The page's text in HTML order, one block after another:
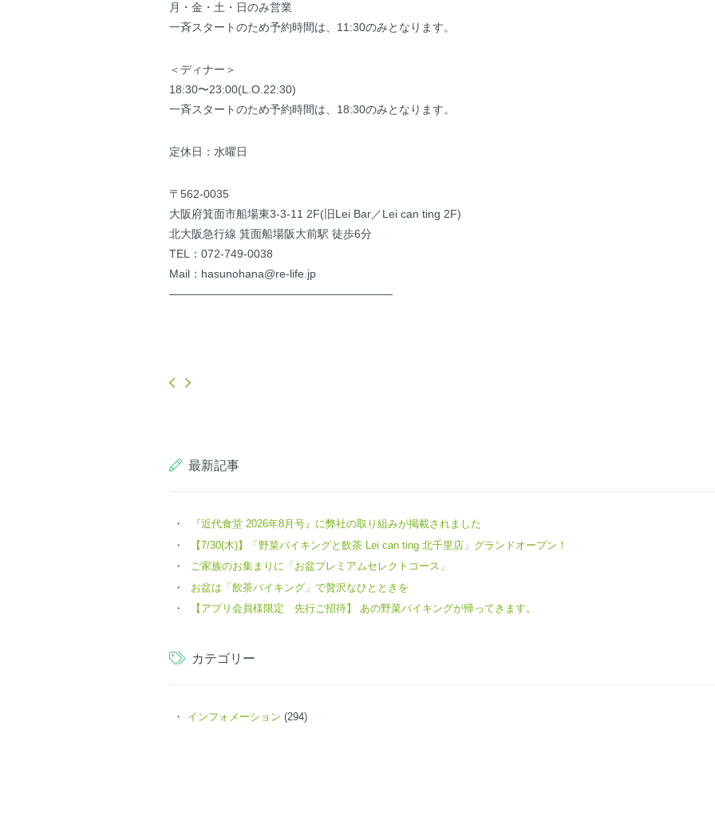
月・金・土・日のみ営業
一斉スタートのため予約時間は、11:30のみとなります。
＜ディナー＞
18:30〜23:00(L.O.22:30)
一斉スタートのため予約時間は、18:30のみとなります。
定休日：水曜日
〒562-0035
大阪府箕面市船場東3-3-11 2F(旧Lei Bar／Lei can ting 2F)
北大阪急行線 箕面船場阪大前駅 徒歩6分
TEL：072-749-0038
Mail：hasunohana@re-life.jp
————————————————————
最新記事
『近代食堂 2026年8月号』に弊社の取り組みが掲載されました
【7/30(木)】「野菜バイキングと飲茶 Lei can ting 北千里店」グランドオープン！
ご家族のお集まりに「お盆プレミアムセレクトコース」
お盆は「飲茶バイキング」で贅沢なひとときを
【アプリ会員様限定 先行ご招待】 あの野菜バイキングが帰ってきます。
カテゴリー
インフォメーション (294)